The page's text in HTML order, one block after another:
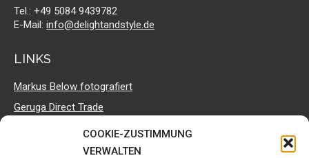
COOKIE-ZUSTIMMUNG
VERWALTEN
Tel.: +49 5084 9439782
E-Mail: info@delightandstyle.de
LINKS
Markus Below fotografiert
Geruga Direct Trade
Delight & Style bei facebook
Celebrate Hope Ministries